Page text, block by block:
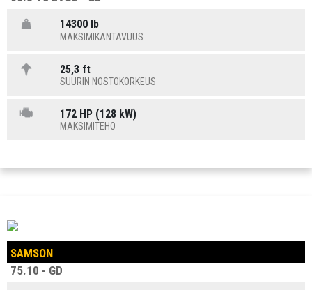
14300 lb
MAKSIMIKANTAVUUS
25,3 ft
SUURIN NOSTOKORKEUS
172 HP (128 kW)
MAKSIMITEHO
SAMSON
75.10 - GD